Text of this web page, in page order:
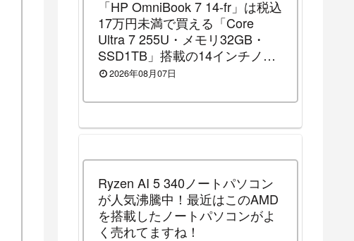
「HP OmniBook 7 14-fr」は税込
17万円未満で買える「Core
Ultra 7 255U・メモリ32GB・
SSD1TB」搭載の14インチノー
トパソコンです！（2026年8月
中）
2026年08月07日
Ryzen AI 5 340ノートパソコン
が人気沸騰中！最近はこのAMD
を搭載したノートパソコンがよ
く売れてますね！